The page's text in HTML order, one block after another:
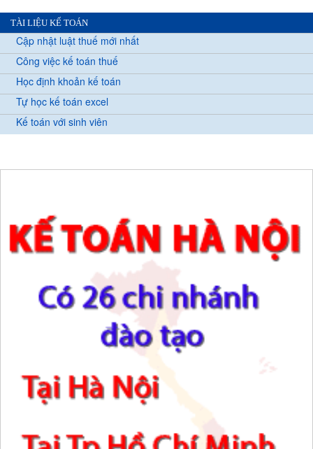
TÀI LIỆU KẾ TOÁN
Cập nhật luật thuế mới nhất
Công việc kế toán thuế
Học định khoản kế toán
Tự học kế toán excel
Kế toán với sinh viên